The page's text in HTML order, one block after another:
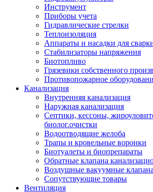
Инструмент
Приборы учета
Гидравлические стрелки
Теплоизоляция
Аппараты и насадки для
Стабилизаторы напряжения
Биотопливо
Грязевики собственного
Противопожарное
Канализация
Внутренняя канализация
Наружная канализация
Септики, кессоны,
биолог.очистки
Водоотводящие желоба
Трапы и кровельные воронки
Биотуалеты и биопрепараты
Обратные клапана
Воздушные вакуумные клапана
Сопутствующие товары
Вентиляция